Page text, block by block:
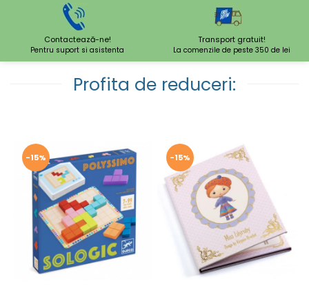
Contactează-ne!
Pentru suport si asistenta
Transport gratuit!
La comenzile de peste 350 de lei
Profita de reduceri:
-15% -15%